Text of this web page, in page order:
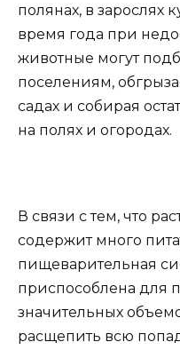
полянах, в зарослях
время года при
животные могут
поселениям,
садах и собирая
на полях и огородах.
В связи с тем, что
содержит много
пищеварительная
приспособлена для
значительных
расщепить всю